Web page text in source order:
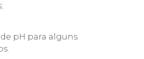
de pH para alguns